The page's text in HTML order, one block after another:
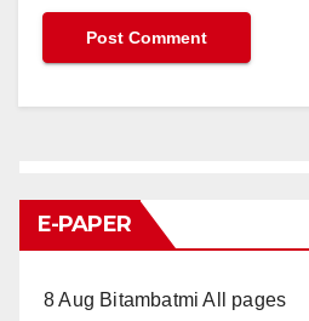
E-PAPER
8 Aug Bitambatmi All pages